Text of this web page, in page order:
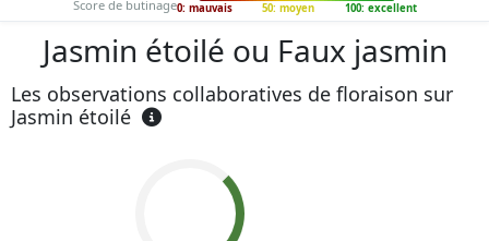
Score de butinage0: mauvais 50: moyen 100: excellent
Jasmin étoilé ou Faux jasmin
Les observations collaboratives de floraison sur
Jasmin étoilé